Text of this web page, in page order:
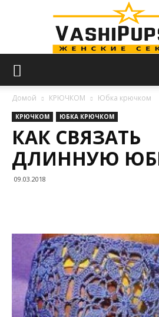
—
Домой КРЮЧКОМ Юбка крючком
КРЮЧКОМ ЮБКА КРЮЧКОМ
КАК СВЯЗАТЬ
ДЛИННУЮ
09.03.2018